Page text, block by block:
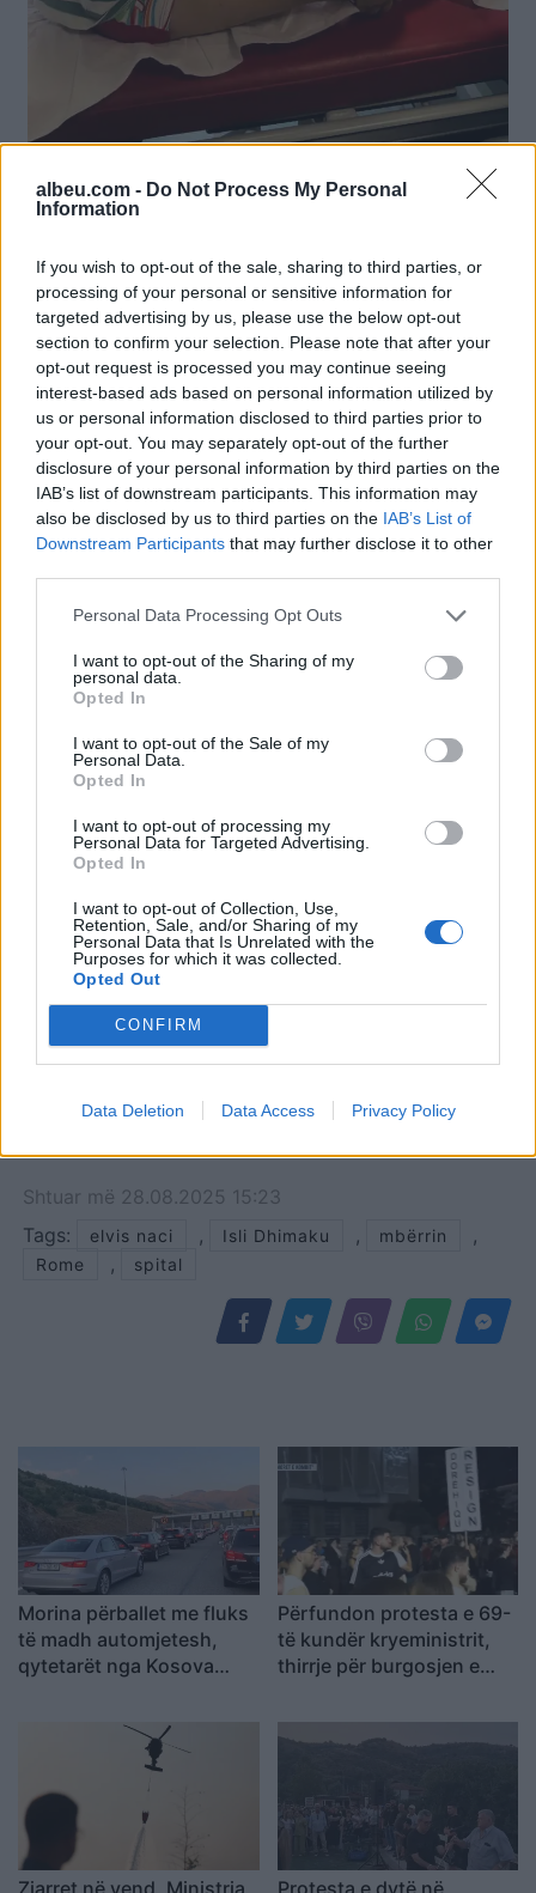
albeu.com - Do Not Process My Personal
Information
If you wish to opt-out of the sale, sharing to third parties, or
processing of your personal or sensitive information for
targeted advertising by us, please use the below opt-out
section to confirm your selection. Please note that after your
opt-out request is processed you may continue seeing
interest-based ads based on personal information utilized by
us or personal information disclosed to third parties prior to
your opt-out. You may separately opt-out of the further
disclosure of your personal information by third parties on the
IAB’s list of downstream participants. This information may
also be disclosed by us to third parties on the IAB’s List of
Downstream Participants that may further disclose it to other
Personal Data Processing Opt Outs
I want to opt-out of the Sharing of my
personal data.
Opted In
I want to opt-out of the Sale of my
Personal Data.
Opted In
I want to opt-out of processing my
Personal Data for Targeted Advertising.
Opted In
I want to opt-out of Collection, Use,
Retention, Sale, and/or Sharing of my
Personal Data that Is Unrelated with the
Purposes for which it was collected.
Opted Out
CONFIRM
Data Deletion Data Access Privacy Policy
Lajme të ngjashme:
Vuan nga leuçemia,
Fondacioni Firdeus merr
përsipër kurimin e vëllait
të dy motrave që humbën
jetën në aksidentin tragjik
në Sarandë
Halla e dy motrave që
humbën jetën në
aksident: Vëllai 7-vjeçar
nuk e di që nuk jetojnë,
kërkojmë ndihmë se është
i sëmurë me leucemi
Sarandë/ Arrestohet
shoferi i dehur që
shkaktoi përplasjen,
familja Dhimaku hap dyert
e mortit pas vdekjes së
dy vajzave
Shtuar më 28.08.2025 15:23
Tags:
elvis naci , Isli Dhimaku , mbërrin ,
Rome , spital
Morina përballet me fluks
të madh automjetesh,
qytetarët nga Kosova
Përfundon protesta e 69-
të kundër kryeministrit,
thirrje për burgosjen e
“Nesër do të jemi më
shumë, nuk ndalemi”
Zjarret në vend, Ministria Protesta e dytë në